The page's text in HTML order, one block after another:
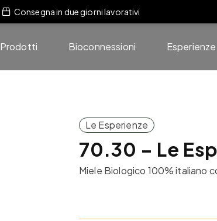
Consegna in due giorni lavorativi
Prodotti Bioconnessioni Esperienze
Le Esperienze
70.30 – Le
Miele Biologico 100% italiano